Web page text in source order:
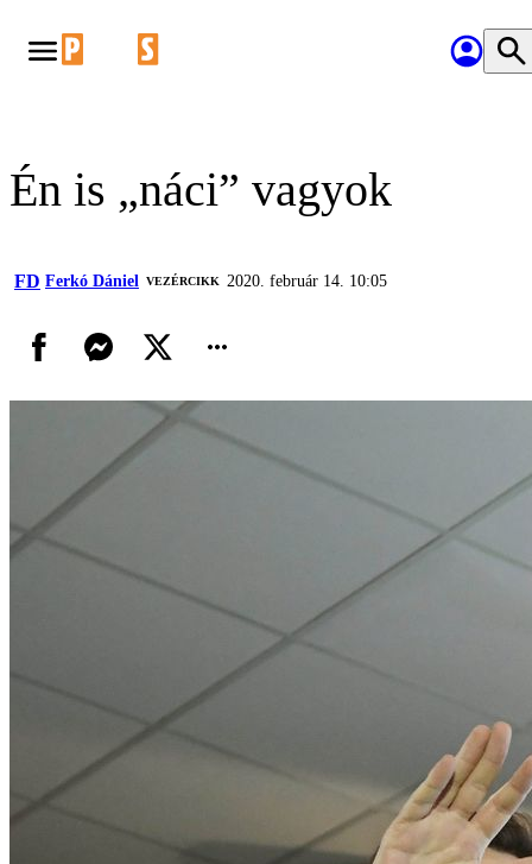
Én is „náci” vagyok
FD Ferkó Dániel VEZÉRCIKK 2020. február 14. 10:05